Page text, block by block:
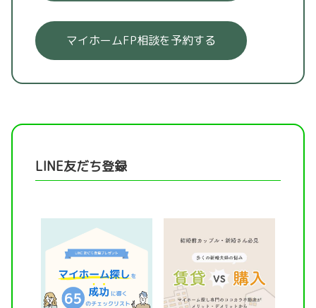
マイホームFP相談を予約する
LINE友だち登録